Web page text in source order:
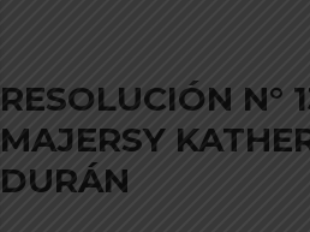
RESOLUCIÓN N°
MAJERSY
DURÁN